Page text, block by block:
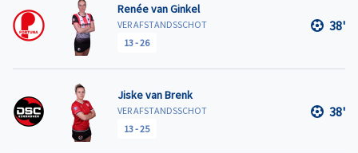
Renée van Ginkel
VER AFSTANDSSCHOT
13-26
38'
Jiske van Brenk
VER AFSTANDSSCHOT
13-25
38'